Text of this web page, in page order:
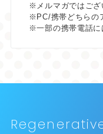
※メルマガではござ
※PC/携帯どちらの
※一部の携帯電話に